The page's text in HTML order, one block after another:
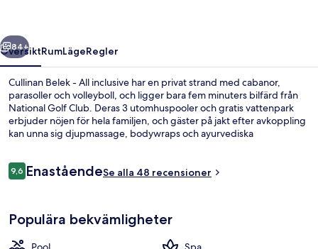
Nästa
84+
ÖversiktRumLägeRegler
Cullinan Belek - All inclusive har en privat strand med cabanor,
parasoller och volleyboll, och ligger bara fem minuters bilfärd från
National Golf Club. Deras 3 utomhuspooler och gratis vattenpark
erbjuder nöjen för hela familjen, och gäster på jakt efter avkoppling
kan unna sig djupmassage, bodywraps och ayurvediska
erbjuder även gäster tillgång till 12 barer/lounger, en golfbana och
Recensioner
9,69,6 av 10,
EnaståendeSe alla 48 recensioner
Populära bekvämligheter